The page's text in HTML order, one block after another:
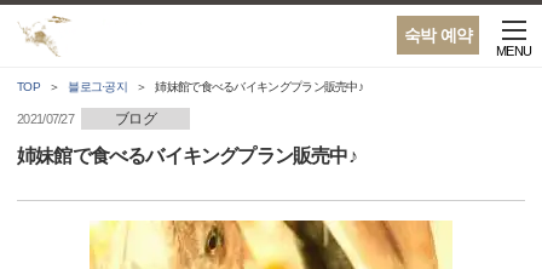
숙박 예약
MENU
TOP 블로그·공지 姉妹館で食べるバイキングプラン販売中♪
2021/07/27 ブログ
姉妹館で食べるバイキングプラン販売中♪